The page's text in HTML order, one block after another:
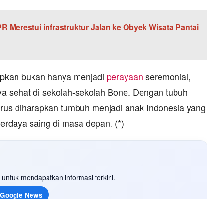
Merestui infrastruktur Jalan ke Obyek Wisata Pantai
bukan hanya menjadi perayaan seremonial,
sehat di sekolah-sekolah Bone. Dengan tubuh
diharapkan tumbuh menjadi anak Indonesia yang
saing di masa depan. (*)
untuk mendapatkan informasi terkini.
Google News